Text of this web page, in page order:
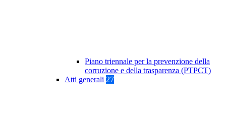
Piano triennale per la prevenzione della
corruzione e della trasparenza (PTPCT)
Atti generali 27